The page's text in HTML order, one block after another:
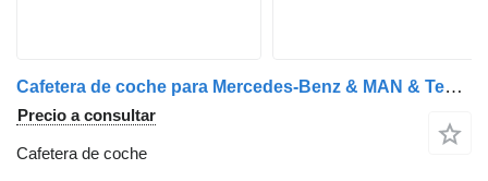
Cafetera de coche para Mercedes-Benz & MAN & Temsa & Neoplan Bordküche autobús
Precio a consultar
Cafetera de coche